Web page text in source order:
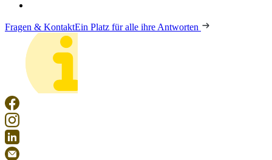
Fragen & KontaktEin Platz für alle ihre Antworten